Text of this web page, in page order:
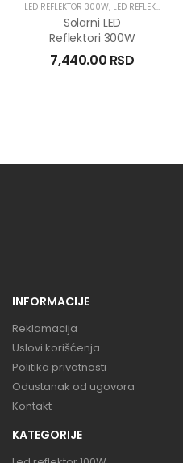
LED REFLEKTOR 300W, LED REFLEKTOR SOLARNI
Solarni LED
Reflektori 300W
7,440.00 RSD
INFORMACIJE
Reklamacija
Uslovi korišćenja
Politika privatnosti
Odustanak od ugovora
Kontakt
KATEGORIJE